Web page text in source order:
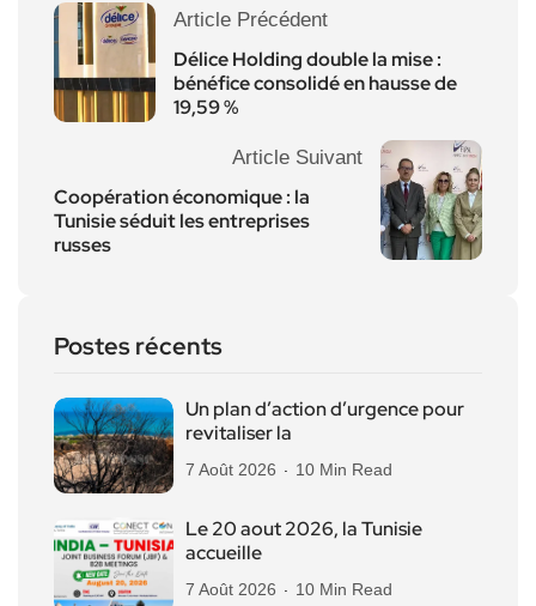
Article Précédent
Délice Holding double la mise :
bénéfice consolidé en hausse de
19,59 %
Article Suivant
Coopération économique : la
Tunisie séduit les entreprises
russes
Postes récents
Un plan d’action d’urgence pour
revitaliser la
7 Août 2026 10 Min Read
Le 20 aout 2026, la Tunisie
accueille
7 Août 2026 10 Min Read